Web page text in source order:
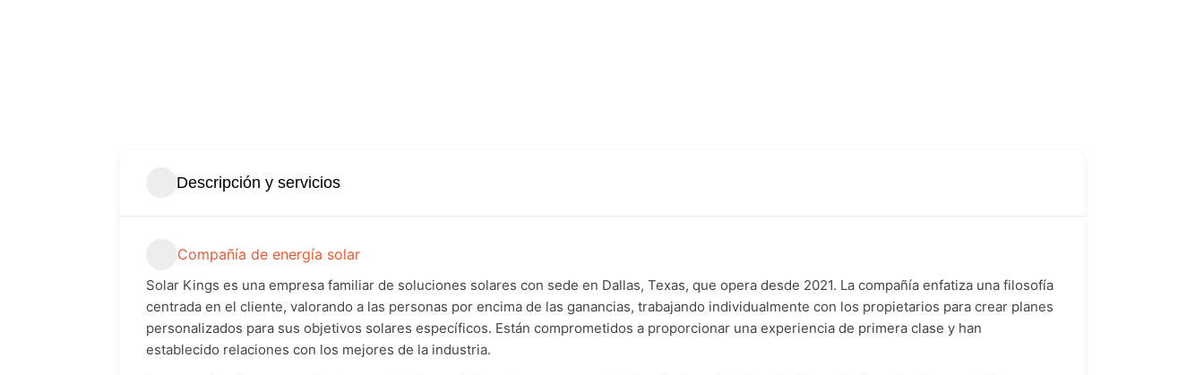
Descripción y servicios
Compañía de energía solar
Solar Kings es una empresa familiar de soluciones solares con sede en Dallas, Texas, que opera desde 2021. La compañía enfatiza una filosofía
centrada en el cliente, valorando a las personas por encima de las ganancias, trabajando individualmente con los propietarios para crear planes
personalizados para sus objetivos solares específicos. Están comprometidos a proporcionar una experiencia de primera clase y han
establecido relaciones con los mejores de la industria.